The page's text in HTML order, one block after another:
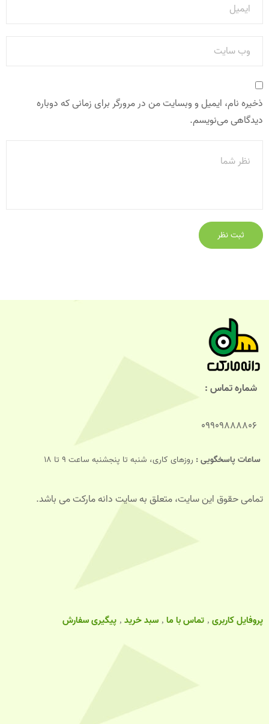
ذخیره نام، ایمیل و وبسایت من در مرورگر برای زمانی که دوباره
دیدگاهی می‌نویسم.
شماره تماس :
09909888806
ساعات پاسخگویی : روزهای کاری، شنبه تا پنجشنبه ساعت 9 تا 18
تمامی حقوق این سایت، متعلق به سایت دانه مارکت می باشد.
پروفایل کاربری تماس با ما سبد خرید پیگیری سفارش